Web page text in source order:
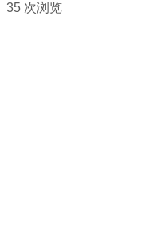
35 次浏览